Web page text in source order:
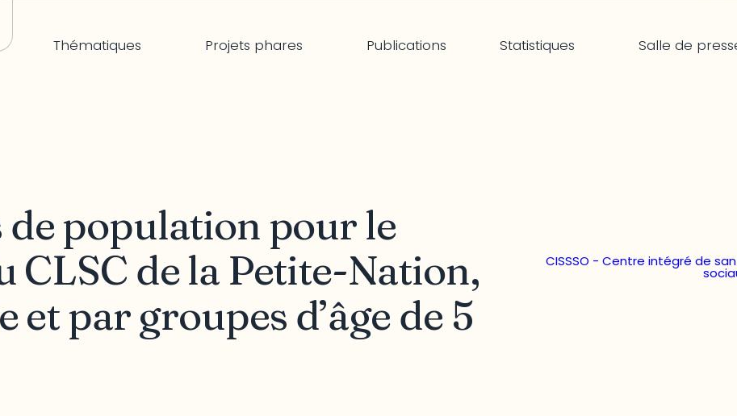
Thématiques Projets phares Publications Statistiques Salle de
population pour le
de la Petite-Nation,
et par groupes d’âge de 5
CISSSO - Centre intégré de